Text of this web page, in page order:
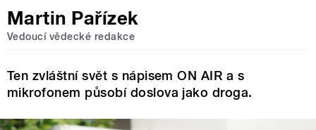
Martin Pařízek
Vedoucí vědecké redakce
Ten zvláštní svět s nápisem ON AIR a s
mikrofonem působí doslova jako droga.